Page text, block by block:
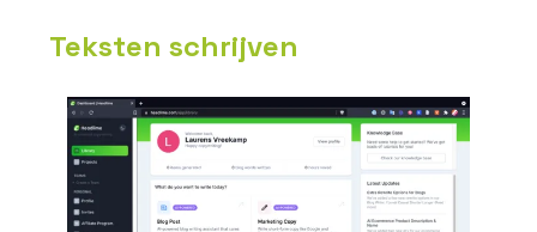
Teksten schrijven